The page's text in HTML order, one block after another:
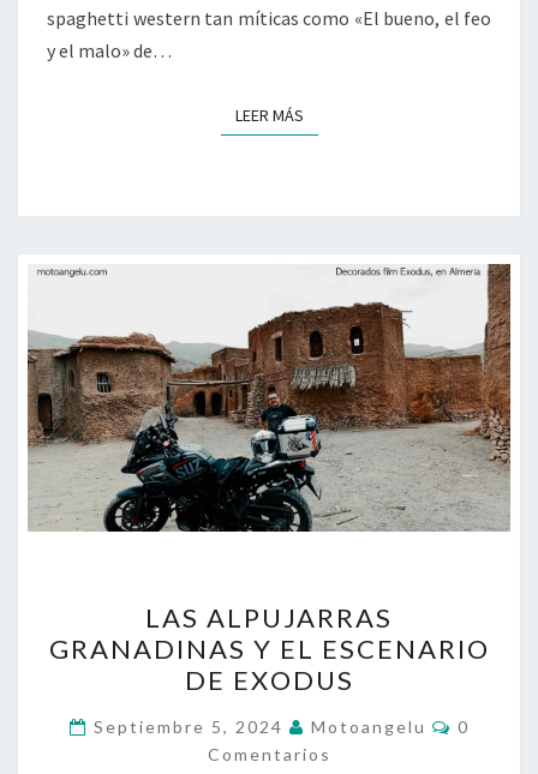
spaghetti western tan míticas como «El bueno, el feo
y el malo» de…
LEER MÁSLEER MÁS
ALPUJARRAS
GRANADINAS
Y
EL
ESCENARIO
LAS ALPUJARRAS
GRANADINAS Y EL ESCENARIO
DE EXODUS
Septiembre 5, 2024 Motoangelu
0
Comentarios